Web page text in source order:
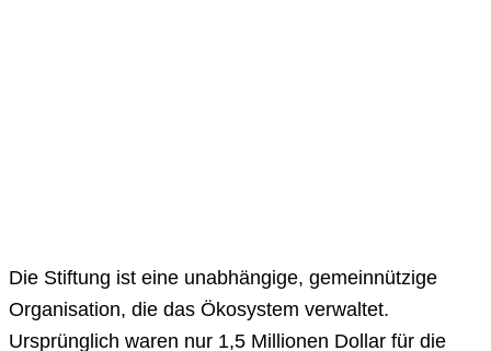
Die Stiftung ist eine unabhängige, gemeinnützige
Organisation, die das Ökosystem verwaltet.
Ursprünglich waren nur 1,5 Millionen Dollar für die